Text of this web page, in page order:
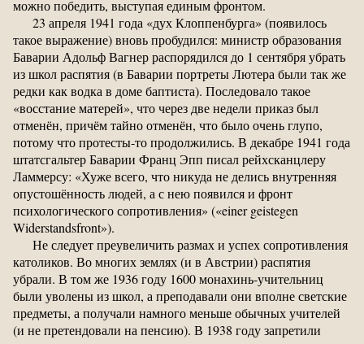
можно победить, выступая единым фронтом.
23 апреля 1941 года «дух Клоппенбурга» (появилось
такое выражение) вновь пробудился: министр образования
Баварии Адольф Вагнер распорядился до 1 сентября убрать
из школ распятия (в Баварии портреты Лютера были так же
редки как водка в доме баптиста). Последовало такое
«восстание матерей», что через две недели приказ был
отменён, причём тайно отменён, что было очень глупо,
потому что протесты-то продолжились. В декабре 1941 года
штатсгальтер Баварии Франц Эпп писал рейхсканцлеру
Ламмерсу: «Хуже всего, что никуда не делись внутренняя
опустошённость людей, а с нею появился и фронт
психологического сопротивления» («einer geistegen
Widerstandsfront»).
Не следует преувеличить размах и успех сопротивления
католиков. Во многих землях (и в Австрии) распятия
убрали. В том же 1936 году 1600 монахинь-учительниц
были уволены из школ, а преподавали они вполне светские
предметы, а получали намного меньше обычных учителей
(и не претендовали на пенсию). В 1938 году запретили